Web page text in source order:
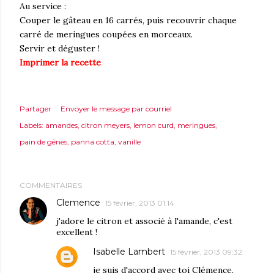
Au service :
Couper le gâteau en 16 carrés, puis recouvrir chaque
carré de meringues coupées en morceaux.
Servir et déguster !
Imprimer la recette
Partager
Envoyer le message par courriel
Labels: amandes citron meyers lemon curd meringues
pain de gênes panna cotta vanille
COMMENTAIRES
Clemence 15 février, 2013 01:14
j'adore le citron et associé à l'amande, c'est
excellent !
Isabelle Lambert 15 février, 2013 09:32
je suis d'accord avec toi Clémence,